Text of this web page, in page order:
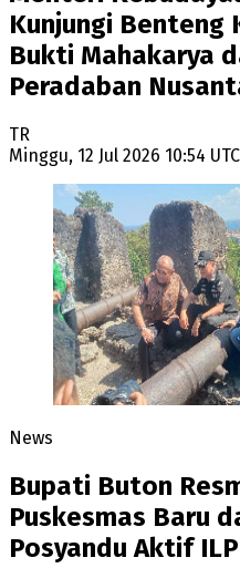
Kunjungi Benteng
Bukti Mahakarya
Peradaban
TR
Minggu, 12 Jul 2026 10:54 UTC
News
Bupati Buton
Puskesmas Baru
Posyandu Aktif ILP